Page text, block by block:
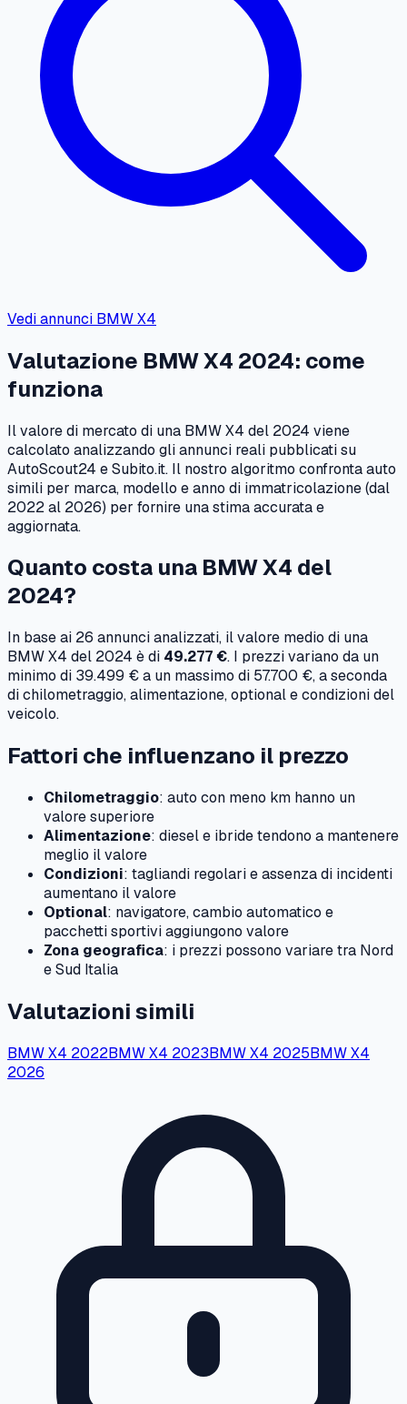
Vedi annunci BMWX4
Valutazione BMWX4 2024: come
funziona
Il valore di mercato di una BMWX4 del 2024 viene
calcolato analizzando gli annunci reali pubblicati su
AutoScout24 e Subito.it. Il nostro algoritmo confronta auto
simili per marca, modello e anno di immatricolazione (dal
2022al 2026) per fornire una stima accurata e
aggiornata.
Quanto costa una BMWX4 del
2024?
In base ai 26 annunci analizzati, il valore medio di una
BMWX4 del 2024 è di 49.277 €. I prezzi variano da un
minimo di 39.499 €a un massimo di 57.700 €, a seconda
di chilometraggio, alimentazione, optional e condizioni del
veicolo.
Fattori che influenzano il prezzo
Chilometraggio: auto con meno km hanno un
valore superiore
Alimentazione: diesel e ibride tendono a mantenere
meglio il valore
Condizioni: tagliandi regolari e assenza di incidenti
aumentano il valore
Optional: navigatore, cambio automatico e
pacchetti sportivi aggiungono valore
Zona geografica: i prezzi possono variare tra Nord
e Sud Italia
Valutazioni simili
BMWX4 2022BMWX4 2023BMWX4 2025BMWX4
2026